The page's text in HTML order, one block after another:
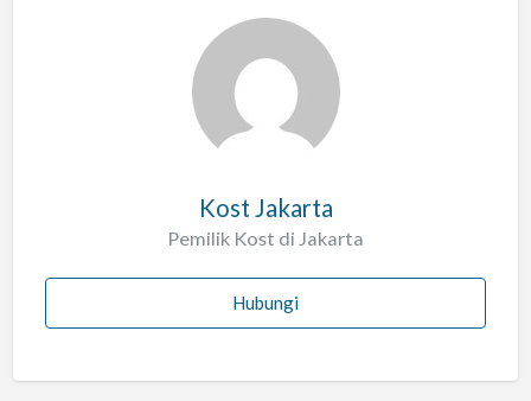
Kost Jakarta
Pemilik Kost di Jakarta
Hubungi